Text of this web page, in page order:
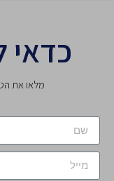
מלאו את